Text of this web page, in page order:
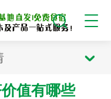
值有哪些